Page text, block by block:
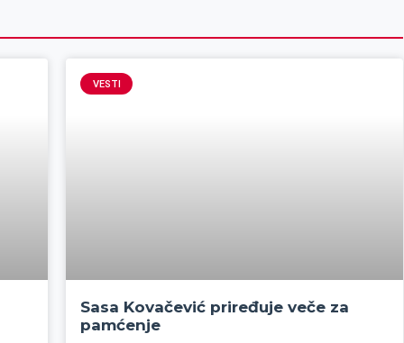
VESTI
Sasa Kovačević priređuje veče za
pamćenje